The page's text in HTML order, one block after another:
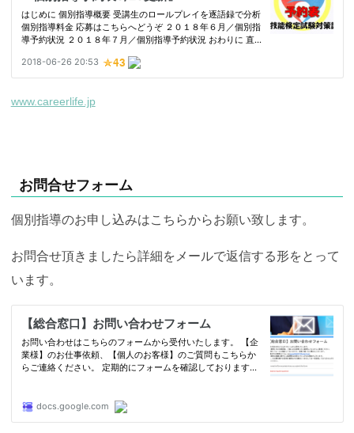
www.careerlife.jp
お問合せフォーム
個別指導のお申し込みはこちらからお願い致します。
お問合せ頂きましたら詳細をメールで返信する形をとって
います。